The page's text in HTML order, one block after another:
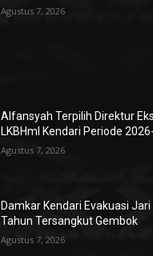
Agustus 7, 2026
Alfansyah Terpilih Direktur
LKBHmI Kendari Periode
Agustus 7, 2026
Damkar Kendari Evakuasi Jari
Tahun Tersangkut Gembok
Agustus 7, 2026